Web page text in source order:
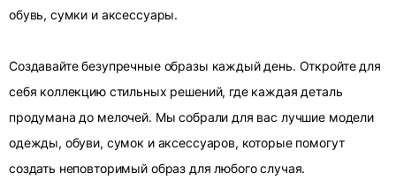
обувь, сумки и аксессуары.
Создавайте безупречные образы каждый день. Откройте для
себя коллекцию стильных решений, где каждая деталь
продумана до мелочей. Мы собрали для вас лучшие модели
одежды, обуви, сумок и аксессуаров, которые помогут
создать неповторимый образ для любого случая.